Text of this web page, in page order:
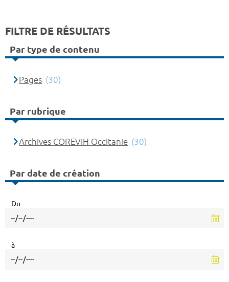
FILTRE DE RÉSULTATS
Par type de contenu
Pages (30)
Par rubrique
Archives COREVIH Occitanie (30)
Par date de création
Du
à